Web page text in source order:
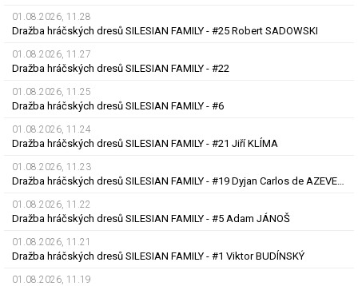
01.08.2026, 11.28
Dražba hráčských dresů SILESIAN FAMILY - #25 Robert SADOWSKI
01.08.2026, 11.27
Dražba hráčských dresů SILESIAN FAMILY - #22
01.08.2026, 11.25
Dražba hráčských dresů SILESIAN FAMILY - #6
01.08.2026, 11.24
Dražba hráčských dresů SILESIAN FAMILY - #21 Jiří KLÍMA
01.08.2026, 11.23
Dražba hráčských dresů SILESIAN FAMILY - #19 Dyjan Carlos de AZEVEDO
01.08.2026, 11.22
Dražba hráčských dresů SILESIAN FAMILY - #5 Adam JÁNOŠ
01.08.2026, 11.21
Dražba hráčských dresů SILESIAN FAMILY - #1 Viktor BUDÍNSKÝ
01.08.2026, 11.19